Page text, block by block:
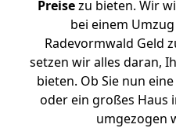
Preisezu bieten. Wir
bei einem
Radevormwald Geld
setzen wir alles daran,
bieten. Ob Sie nun
oder ein großes Haus
umgezogen